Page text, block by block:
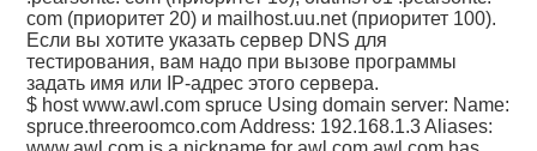
com (приоритет 20) и mailhost.uu.net (приоритет 100).
Если вы хотите указать сервер DNS для
тестирования, вам надо при вызове программы
задать имя или IP-адрес этого сервера.
$ host www.awl.com spruce Using domain server: Name:
spruce.threeroomco.com Address: 192.168.1.3 Aliases: